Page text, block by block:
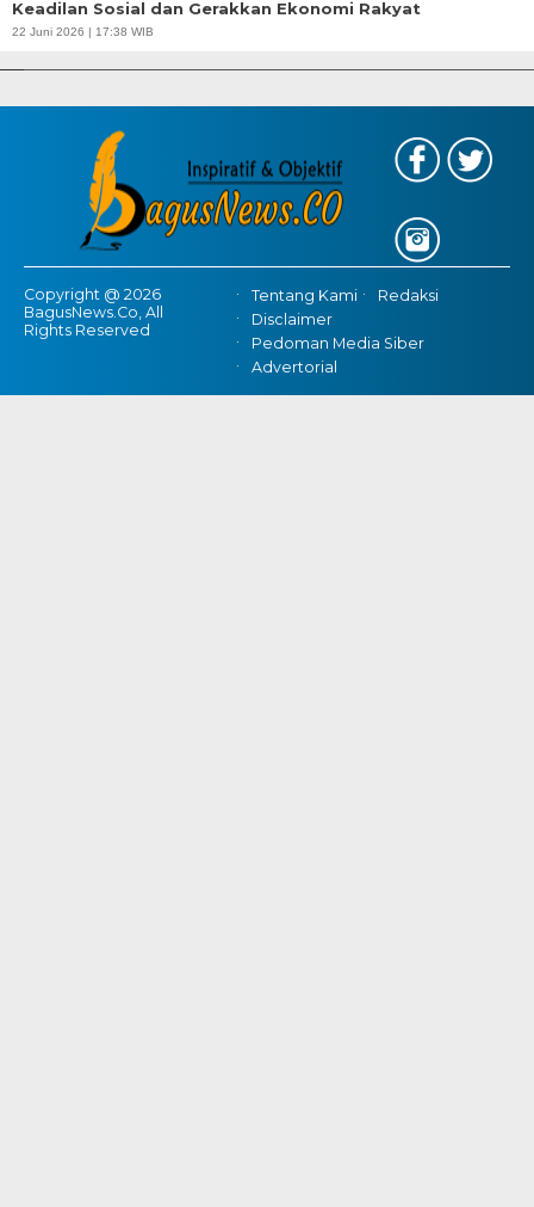
Keadilan Sosial dan Gerakkan Ekonomi Rakyat
22 Juni 2026 | 17:38 WIB
APBD Tahun 2025 Anggarkan Rp200 Miliar | Program Makan Bergizi
Copyright @ 2026
BagusNews.Co, All
Rights Reserved
Tentang Kami
Redaksi
Disclaimer
Pedoman Media Siber
Advertorial